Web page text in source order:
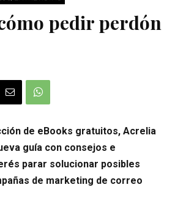
pedir perdón
de eBooks gratuitos, Acrelia
guía con consejos e
parar solucionar posibles
de marketing de correo